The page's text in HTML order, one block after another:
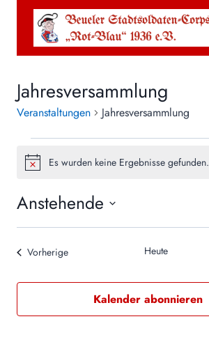
springen
Jahresversammlung
Veranstaltungen Jahresversammlung
Veranstaltungen
HinweisEs wurden keine Ergebnisse gefunden.
Anstehende
Datum
wählen.
VorherigeVeranstaltungen Heute
Kalender abonnieren